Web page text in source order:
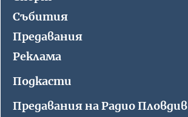
Събития
Предавания
Реклама
Подкасти
Предавания на Радио Пловдив